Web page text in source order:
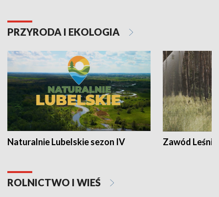
PRZYRODA I EKOLOGIA
Naturalnie Lubelskie sezon IV Zawód Leśnik
ROLNICTWO I WIEŚ